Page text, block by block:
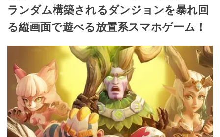
ランダム構築されるダンジョンを暴れ回
る縦画面で遊べる放置系スマホゲーム！